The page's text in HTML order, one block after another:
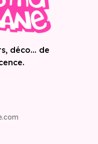
déco... de